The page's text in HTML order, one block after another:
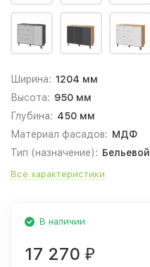
Ширина: 1204 мм
Высота: 950 мм
Глубина: 450 мм
Материал фасадов: МДФ
Тип (назначение): Бельевой
Все характеристики
В наличии
17 270 ₽